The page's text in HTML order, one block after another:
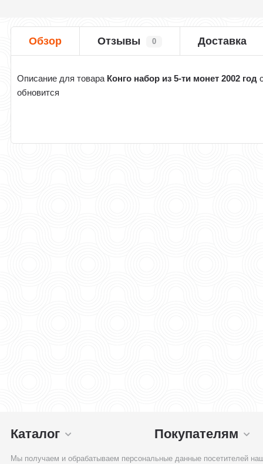
Обзор Отзывы 0 Доставка
Описание для товара Конго набор из 5-ти монет 2002 год
обновится
Каталог Покупателям
Мы получаем и обрабатываем персональные данные посетителей